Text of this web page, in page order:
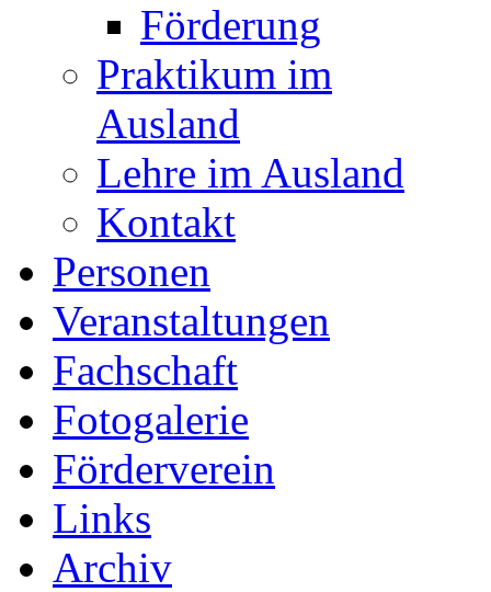
Förderung
Praktikum im
Ausland
Lehre im Ausland
Kontakt
Personen
Veranstaltungen
Fachschaft
Fotogalerie
Förderverein
Links
Archiv